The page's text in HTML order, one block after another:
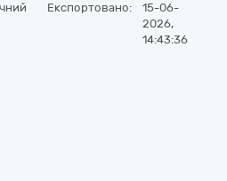
Експортовано:
15-06-
2026,
14:43:36